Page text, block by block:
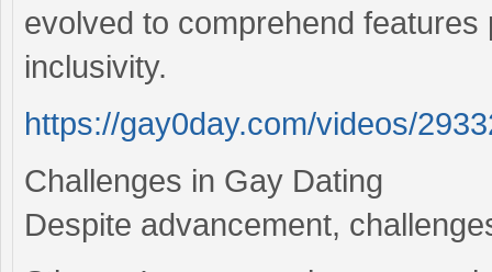
evolved to comprehend
inclusivity.
https://gay0day.com/videos/
Challenges in Gay Dating
Despite advancement,